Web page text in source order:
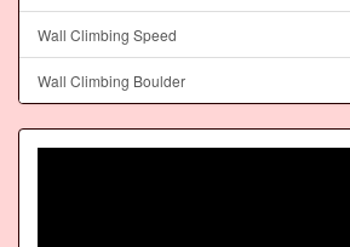
Wall Climbing Speed
Wall Climbing Boulder